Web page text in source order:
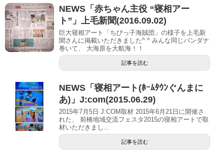
NEWS「赤ちゃん主役 “寝相アー
ト”」上毛新聞(2016.09.02)
巨大寝相アート「ちびっ子海賊団」の様子を上毛新
聞さんに掲載いただきました^ ^ みんな同じバンダナ
巻いて、 大海原を大航海！！
記事を読む
NEWS「寝相アート(ﾎｰﾑﾀｳﾝぐんまに
あ)」J:com(2015.06.29)
2015年7月5日 J:COM取材 2015年6月21日に開催さ
れた、 前橋地域交流フェスタ2015の寝相アートで取
材いただきまし...
記事を読む